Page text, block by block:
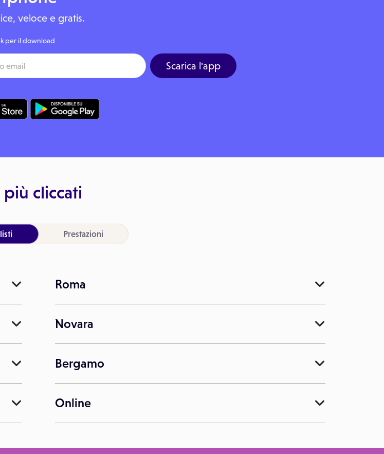
veloce e gratis.
per il download
Scarica l'app
più cliccati
Prestazioni
Roma
Novara
Bergamo
Online